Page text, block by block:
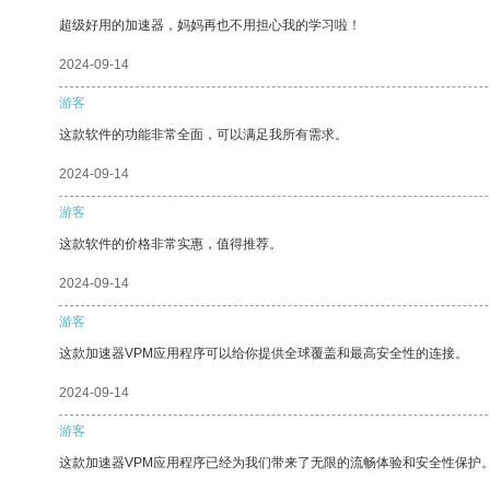
超级好用的加速器，妈妈再也不用担心我的学习啦！
2024-09-14
游客
这款软件的功能非常全面，可以满足我所有需求。
2024-09-14
游客
这款软件的价格非常实惠，值得推荐。
2024-09-14
游客
这款加速器VPM应用程序可以给你提供全球覆盖和最高安全性的连接。
2024-09-14
游客
这款加速器VPM应用程序已经为我们带来了无限的流畅体验和安全性保护